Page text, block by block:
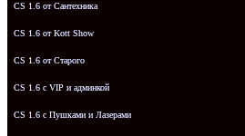
CS 1.6 от Сантехника
CS 1.6 от Kott Show
CS 1.6 от Старого
CS 1.6 с VIP и админкой
CS 1.6 с Пушками и Лазерами